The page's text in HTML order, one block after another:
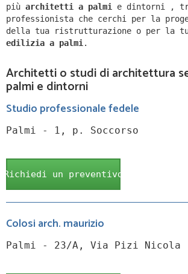
più architetti a palmi e dintorni ,
professionista che cerchi per la
della tua ristrutturazione o per la
edilizia a palmi.
Architetti o studi di architettura
palmi e dintorni
Studio professionale fedele
Palmi - 1, p. Soccorso
Richiedi un preventivo
Colosi arch. maurizio
Palmi - 23/A, Via Pizi Nicola